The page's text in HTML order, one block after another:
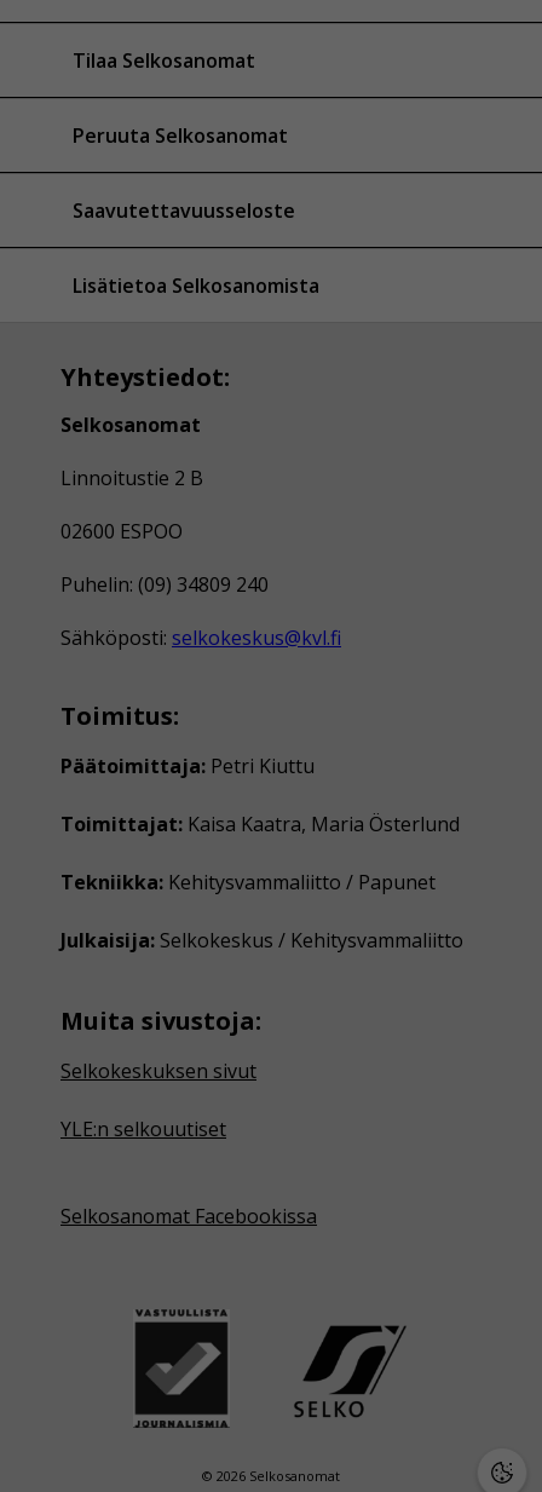
Tilaa Selkosanomat
Peruuta Selkosanomat
Saavutettavuusseloste
Lisätietoa Selkosanomista
Yhteystiedot:
Selkosanomat
Linnoitustie 2 B
02600 ESPOO
Puhelin: (09) 34809 240
Sähköposti: selkokeskus@kvl.fi
Toimitus:
Päätoimittaja: Petri Kiuttu
Toimittajat: Kaisa Kaatra, Maria Österlund
Tekniikka: Kehitysvammaliitto / Papunet
Julkaisija: Selkokeskus / Kehitysvammaliitto
Muita sivustoja:
Selkokeskuksen sivut
YLE:n selkouutiset
Selkosanomat Facebookissa
© 2026 Selkosanomat